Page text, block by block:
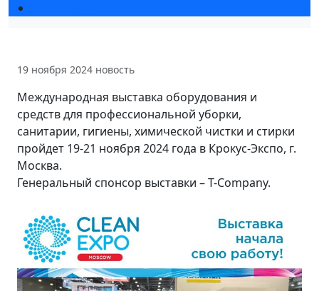
19 ноября 2024 новость
Международная выставка оборудования и
средств для профессиональной уборки,
санитарии, гигиены, химической чистки и стирки
пройдет 19-21 ноября 2024 года в Крокус-Экспо, г.
Москва.
Генеральный спонсор выставки – T-Company.